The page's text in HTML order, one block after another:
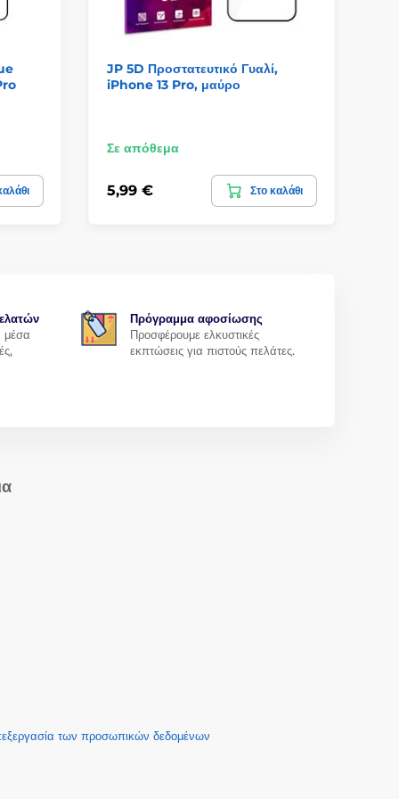
JP 5D Προστατευτικό Γυαλί,
iPhone 13 Pro, μαύρο
Σε απόθεμα
5,99 € Στο καλάθι
μέσα
Πρόγραμμα αφοσίωσης
Προσφέρουμε ελκυστικές
εκπτώσεις για πιστούς πελάτες.
των προσωπικών δεδομένων